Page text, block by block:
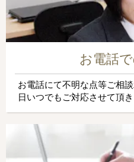
お電話
お電話にて不明な点等ご相
日いつでもご対応させて頂き